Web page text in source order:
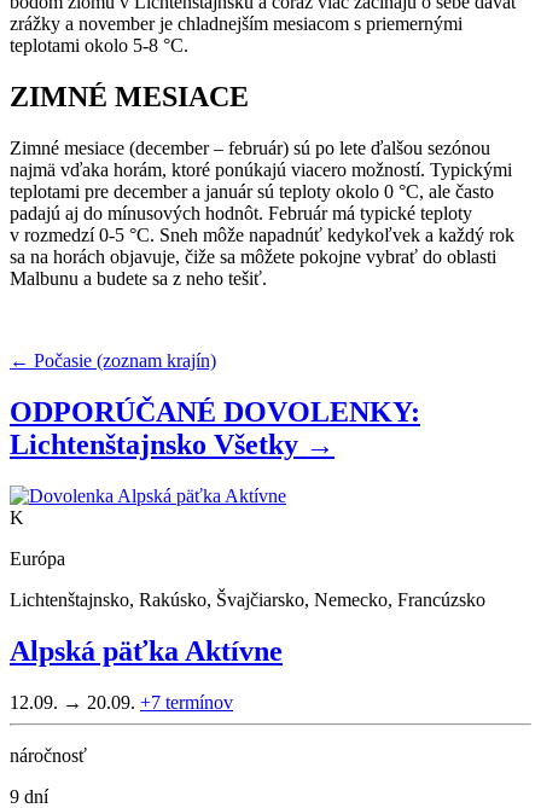
zrážky a november je chladnejším mesiacom s priemernými
teplotami okolo 5-8 °C.
ZIMNÉ MESIACE
Zimné mesiace (december – február) sú po lete ďalšou sezónou
najmä vďaka horám, ktoré ponúkajú viacero možností. Typickými
teplotami pre december a január sú teploty okolo 0 °C, ale často
padajú aj do mínusových hodnôt. Február má typické teploty
v rozmedzí 0-5 °C. Sneh môže napadnúť kedykoľvek a každý rok
sa na horách objavuje, čiže sa môžete pokojne vybrať do oblasti
Malbunu a budete sa z neho tešiť.
← Počasie (zoznam krajín)
ODPORÚČANÉ DOVOLENKY:
Lichtenštajnsko Všetky →
K
Európa
Lichtenštajnsko, Rakúsko, Švajčiarsko, Nemecko, Francúzsko
Alpská päťka Aktívne
12.09. → 20.09. +7 termínov
náročnosť
9 dní